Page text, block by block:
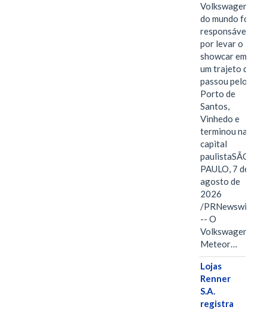
Volkswagen
do mundo foi
responsável
por levar o
showcar em
um trajeto que
passou pelo
Porto de
Santos,
Vinhedo e
terminou na
capital
paulistaSÃO
PAULO, 7 de
agosto de
2026
/PRNewswire/
-- O
Volkswagen
Meteor…
Lojas
Renner
S.A.
registra